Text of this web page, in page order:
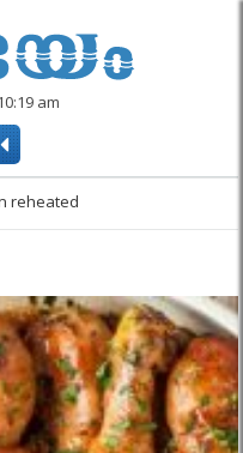
am
reheated